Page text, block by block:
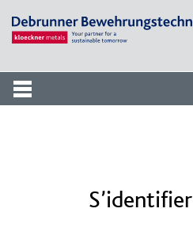
S’identifier